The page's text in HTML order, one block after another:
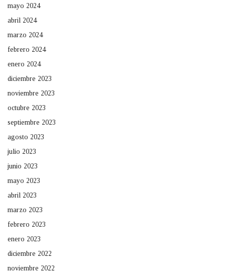
mayo 2024
abril 2024
marzo 2024
febrero 2024
enero 2024
diciembre 2023
noviembre 2023
octubre 2023
septiembre 2023
agosto 2023
julio 2023
junio 2023
mayo 2023
abril 2023
marzo 2023
febrero 2023
enero 2023
diciembre 2022
noviembre 2022